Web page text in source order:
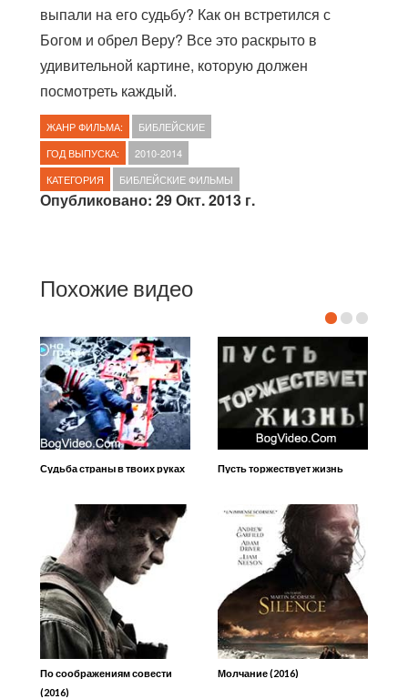
выпали на его судьбу? Как он встретился с
Богом и обрел Веру? Все это раскрыто в
удивительной картине, которую должен
посмотреть каждый.
ЖАНР ФИЛЬМА:
БИБЛЕЙСКИЕ
ГОД ВЫПУСКА:
2010-2014
КАТЕГОРИЯ
БИБЛЕЙСКИЕ ФИЛЬМЫ
Опубликовано: 29 Окт. 2013 г.
Похожие видео
Судьба страны в твоих руках Пусть торжествует жизнь
По соображениям совести
(2016)
Молчание (2016)